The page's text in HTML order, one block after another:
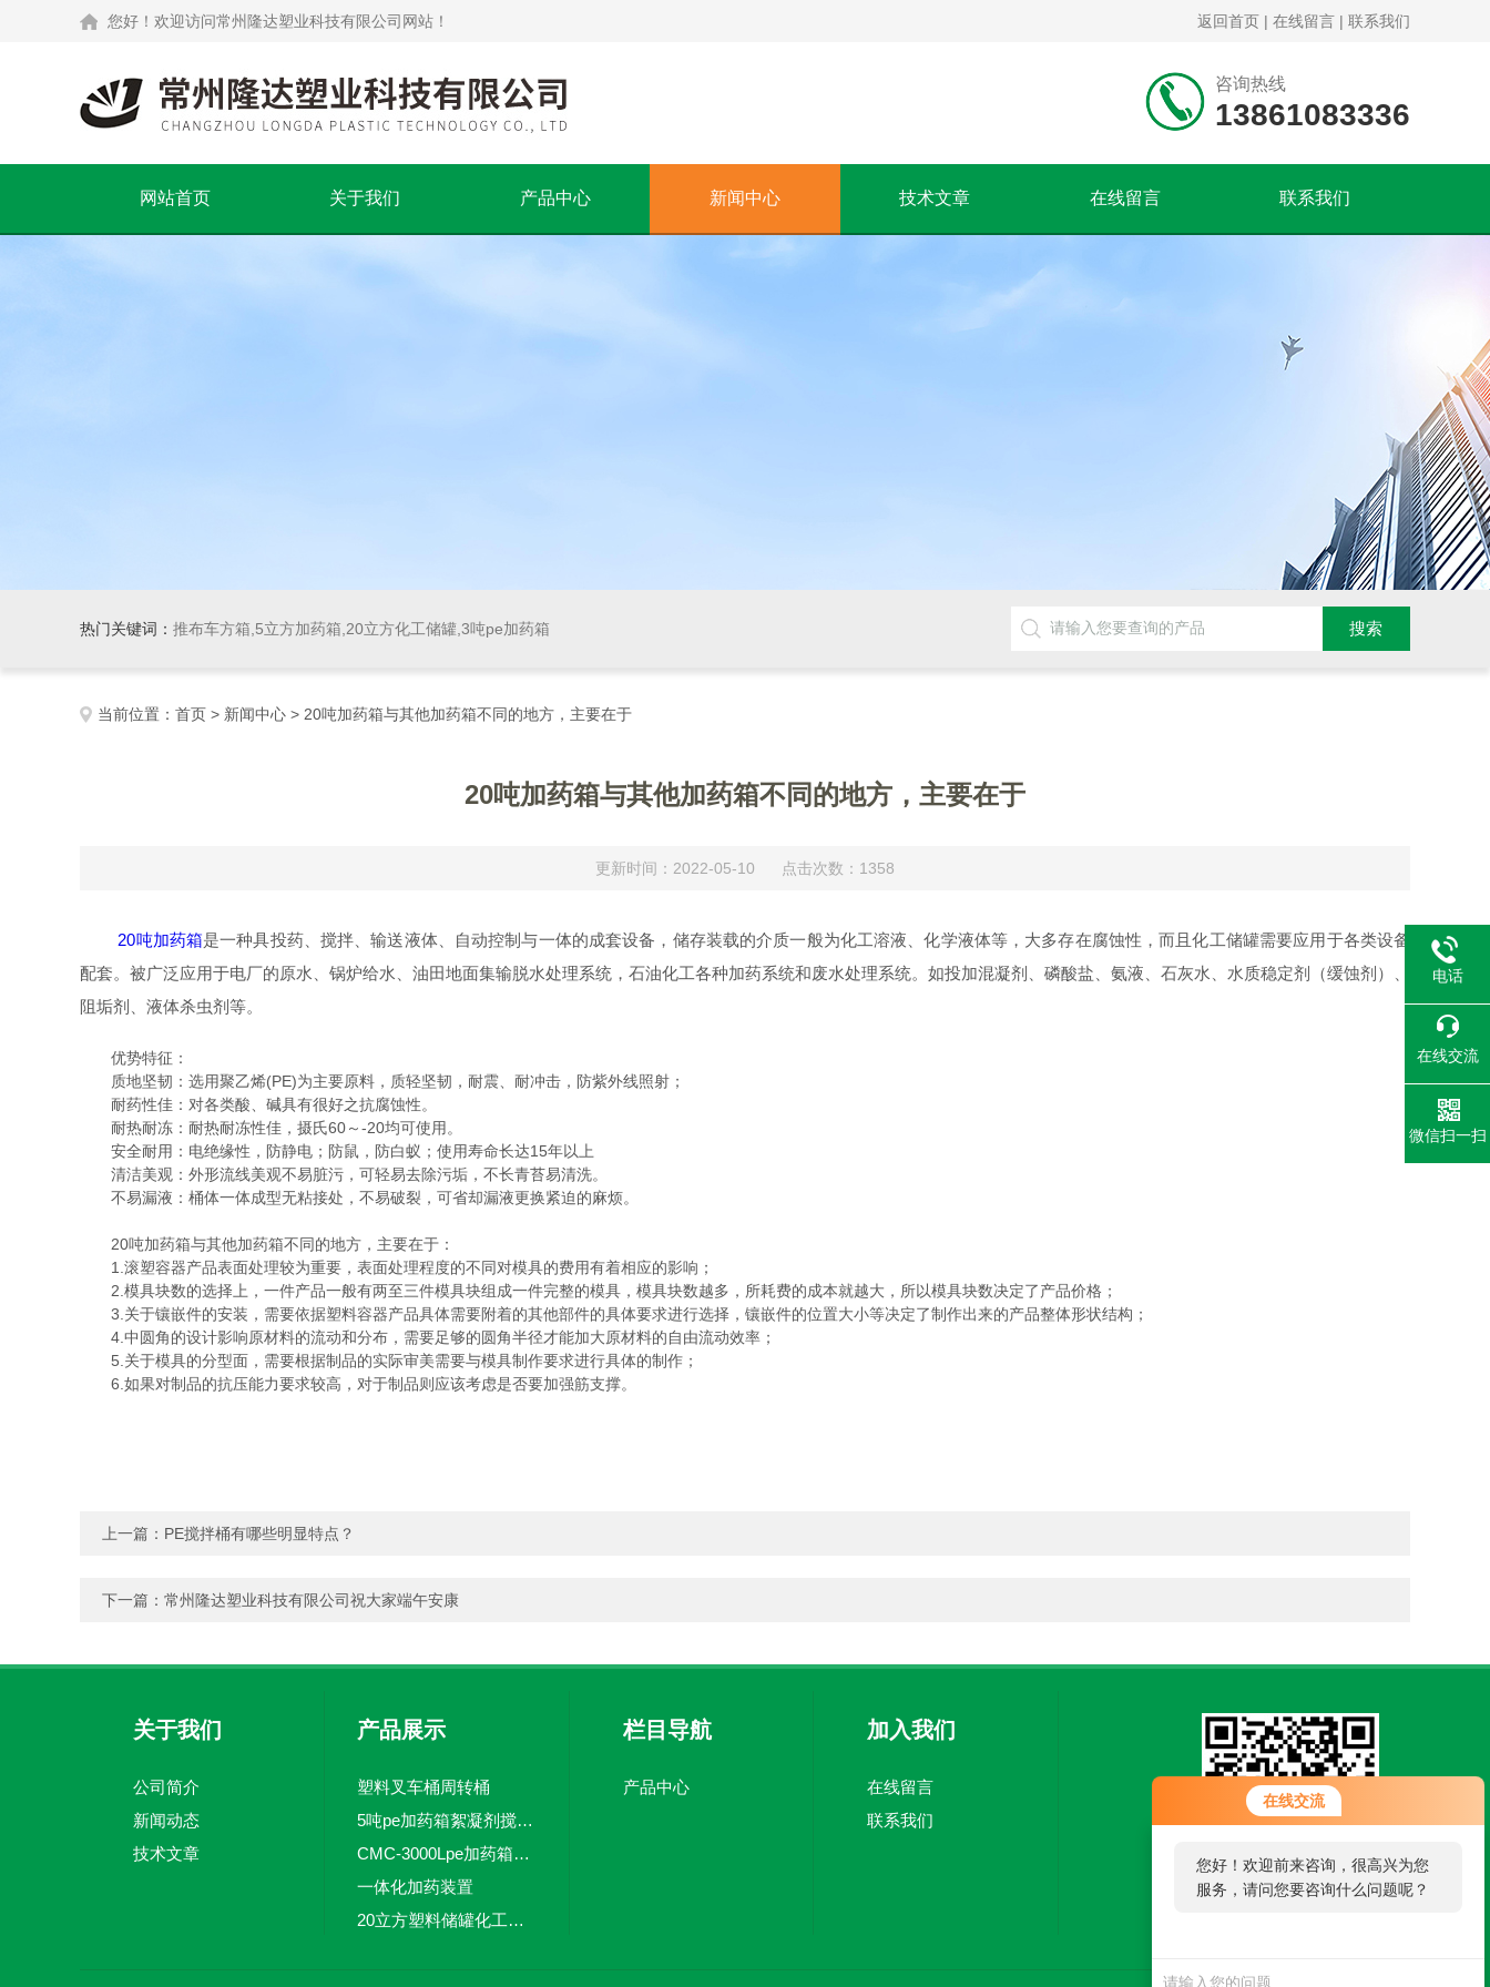
在线交流
您好！欢迎前来咨询，很高兴为您
服务，请问您要咨询什么问题呢？
您好！欢迎访问常州隆达塑业科技有限公司网站！ 返回首页 | 在线留言 | 联系我们
咨询热线
13861083336
网站首页 关于我们 产品中心 新闻中心 技术文章 在线留言 联系我们
热门关键词： 推布车方箱,5立方加药箱,20立方化工储罐,3吨pe加药箱
当前位置： 首页 > 新闻中心 > 20吨加药箱与其他加药箱不同的地方，主要在于
20吨加药箱与其他加药箱不同的地方，主要在于
更新时间：2022-05-10 点击次数：1358
20吨加药箱是一种具投药、搅拌、输送液体、自动控制与一体的成套设备，储存装载的介质一般为化工溶液、化学液体等，大多存在腐蚀性，而且化工储罐需要应用于各类设备
配套。被广泛应用于电厂的原水、锅炉给水、油田地面集输脱水处理系统，石油化工各种加药系统和废水处理系统。如投加混凝剂、磷酸盐、氨液、石灰水、水质稳定剂（缓蚀剂）、
阻垢剂、液体杀虫剂等。
优势特征：
质地坚韧：选用聚乙烯(PE)为主要原料，质轻坚韧，耐震、耐冲击，防紫外线照射；
耐药性佳：对各类酸、碱具有很好之抗腐蚀性。
耐热耐冻：耐热耐冻性佳，摄氏60～-20均可使用。
安全耐用：电绝缘性，防静电；防鼠，防白蚁；使用寿命长达15年以上
清洁美观：外形流线美观不易脏污，可轻易去除污垢，不长青苔易清洗。
不易漏液：桶体一体成型无粘接处，不易破裂，可省却漏液更换紧迫的麻烦。
20吨加药箱与其他加药箱不同的地方，主要在于：
1.滚塑容器产品表面处理较为重要，表面处理程度的不同对模具的费用有着相应的影响；
2.模具块数的选择上，一件产品一般有两至三件模具块组成一件完整的模具，模具块数越多，所耗费的成本就越大，所以模具块数决定了产品价格；
3.关于镶嵌件的安装，需要依据塑料容器产品具体需要附着的其他部件的具体要求进行选择，镶嵌件的位置大小等决定了制作出来的产品整体形状结构；
4.中圆角的设计影响原材料的流动和分布，需要足够的圆角半径才能加大原材料的自由流动效率；
5.关于模具的分型面，需要根据制品的实际审美需要与模具制作要求进行具体的制作；
6.如果对制品的抗压能力要求较高，对于制品则应该考虑是否要加强筋支撑。
上一篇： PE搅拌桶有哪些明显特点？
下一篇： 常州隆达塑业科技有限公司祝大家端午安康
关于我们
公司简介
新闻动态
技术文章
产品展示
塑料叉车桶周转桶
5吨pe加药箱絮凝剂搅拌桶溶盐箱计量桶
CMC-3000Lpe加药箱计量泵加药罐
一体化加药装置
20立方塑料储罐化工储罐防腐储罐PE桶
栏目导航
产品中心
加入我们
在线留言
联系我们
电话
在线交流
微信扫一扫